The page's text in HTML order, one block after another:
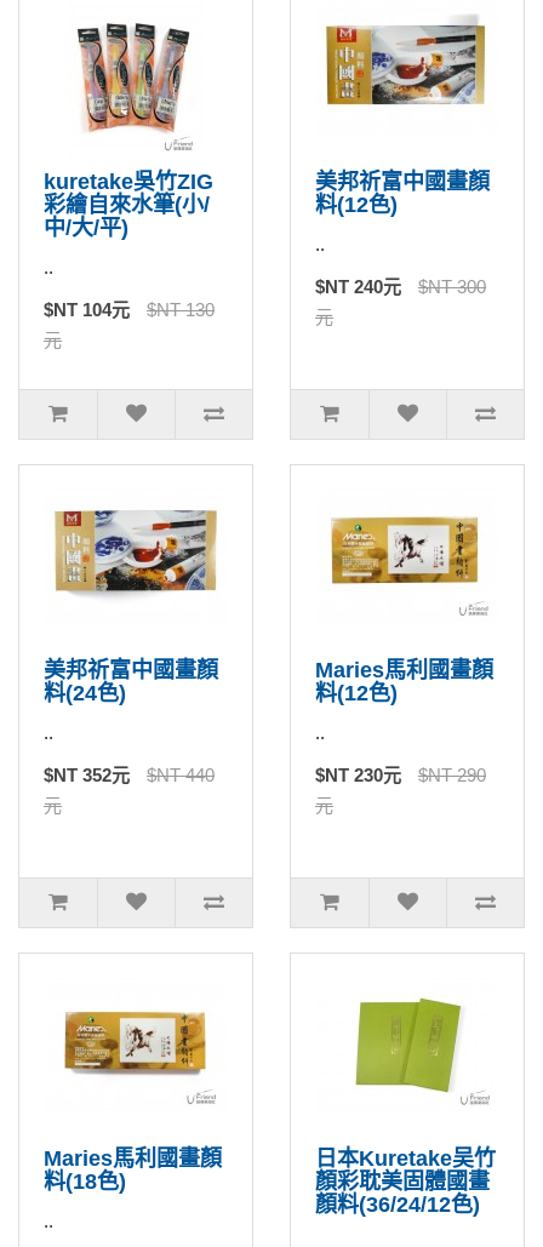
kuretake吳竹ZIG
彩繪自來水筆(小/
中/大/平)
..
$NT 104元
$NT 130
元
美邦祈富中國畫顏
料(12色)
..
$NT 240元
$NT 300
元
美邦祈富中國畫顏
料(24色)
..
$NT 352元
$NT 440
元
Maries馬利國畫顏
料(12色)
..
$NT 230元
$NT 290
元
Maries馬利國畫顏
料(18色)
..
日本Kuretake吴竹
顏彩耽美固體國畫
顏料(36/24/12色)